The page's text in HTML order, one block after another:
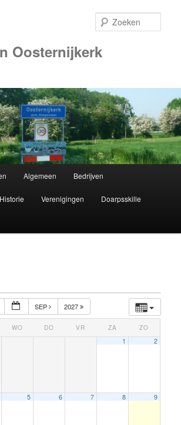
Oosternijkerk
Algemeen Bedrijven
Historie Verenigingen Doarpsskille
SEP 2027
WO DO VR ZA ZO
1 2
5 6 7 8 9